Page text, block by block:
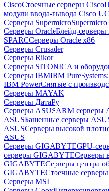
CiscoСтоечные серверы Cisco
модули ввода-вывода Cisco
Серверы Supermicro
Серверы OracleБлейд-серверы
SPARCСерверы Oracle x86
Серверы Crusader
Серверы Rikor
Серверы SITONICA и
Серверы IBMIBM
IBM PowerСнятые с
Серверы MAYAK
Серверы ДатаРу
Серверы ASUSARM серверы
ASUSБашенные серверы
ASUSСерверы высокой
ASUS
Серверы GIGABYTEGPU-
серверы GIGABYTEСерверы
GIGABYTEСерверы центра
GIGABYTEСтоечные
Серверы MSI